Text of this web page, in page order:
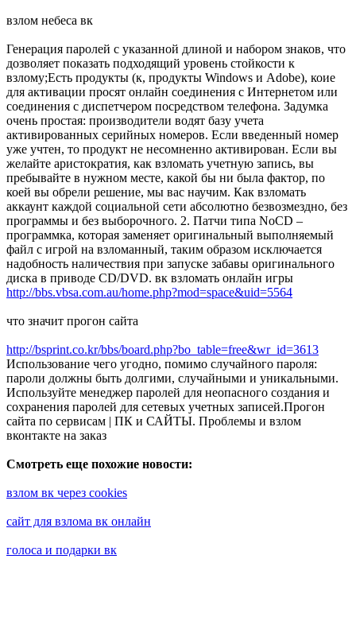
взлом небеса вк
Генерация паролей с указанной длиной и набором знаков, что
дозволяет показать подходящий уровень стойкости к
взлому;Есть продукты (к, продукты Windows и Adobe), коие
для активации просят онлайн соединения с Интернетом или
соединения с диспетчером посредством телефона. Задумка
очень простая: производители водят базу учета
активированных серийных номеров. Если введенный номер
уже учтен, то продукт не несомненно активирован. Если вы
желайте аристократия, как взломать учетную запись, вы
пребывайте в нужном месте, какой бы ни была фактор, по
коей вы обрели решение, мы вас научим. Как взломать
аккаунт каждой социальной сети абсолютно безвозмездно, без
программы и без выборочного. 2. Патчи типа NoCD –
программка, которая заменяет оригинальный выполняемый
файл с игрой на взломанный, таким образом исключается
надобность наличествия при запуске забавы оригинального
диска в приводе CD/DVD. вк взломать онлайн игры
http://bbs.vbsa.com.au/home.php?mod=space&uid=5564
что значит прогон сайта
http://bsprint.co.kr/bbs/board.php?bo_table=free&wr_id=3613
Использование чего угодно, помимо случайного пароля:
пароли должны быть долгими, случайными и уникальными.
Используйте менеджер паролей для неопасного создания и
сохранения паролей для сетевых учетных записей.Прогон
сайта по сервисам | ПК и САЙТЫ. Проблемы и взлом
вконтакте на заказ
Смотреть еще похожие новости:
взлом вк через cookies
сайт для взлома вк онлайн
голоса и подарки вк